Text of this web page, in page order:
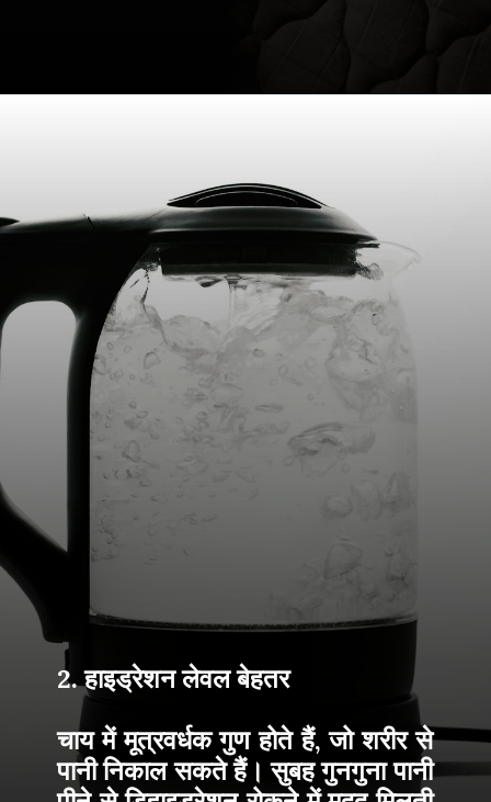
2. हाइड्रेशन लेवल बेहतर
चाय में मूत्रवर्धक गुण होते हैं, जो शरीर से
पानी निकाल सकते हैं। सुबह गुनगुना पानी